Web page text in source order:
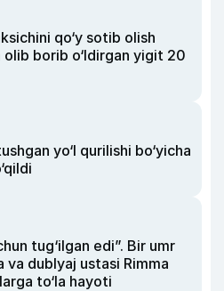
qo‘y sotib olish
borib o‘ldirgan yigit 20
yo‘l qurilishi bo‘yicha
tug‘ilgan edi”. Bir umr
dublyaj ustasi Rimma
to‘la hayoti